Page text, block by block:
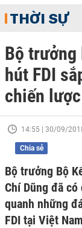
THỜI SỰ
Bộ trưởng
hút FDI
chiến lược
14:55 | 30/09/
Chia sẻ
Bộ trưởng Bộ
Chí Dũng đã
quanh những
FDI tại Việt